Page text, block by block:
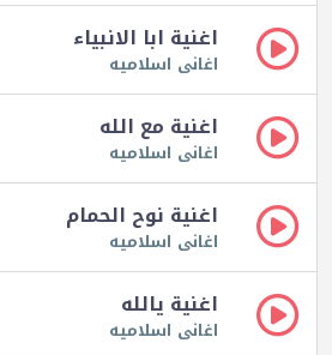
اغنية ابا الانبياء
اغانى اسلاميه
اغنية مع الله
اغانى اسلاميه
اغنية نوح الحمام
اغانى اسلاميه
اغنية يالله
اغانى اسلاميه